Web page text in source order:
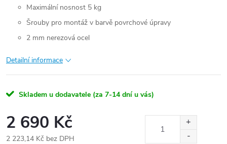
Maximální nosnost 5 kg
Šrouby pro montáž v barvě povrchové úpravy
2 mm nerezová ocel
Detailní informace
Skladem u dodavatele (za 7-14 dní u vás)
2 690 Kč
2 223,14 Kč bez DPH